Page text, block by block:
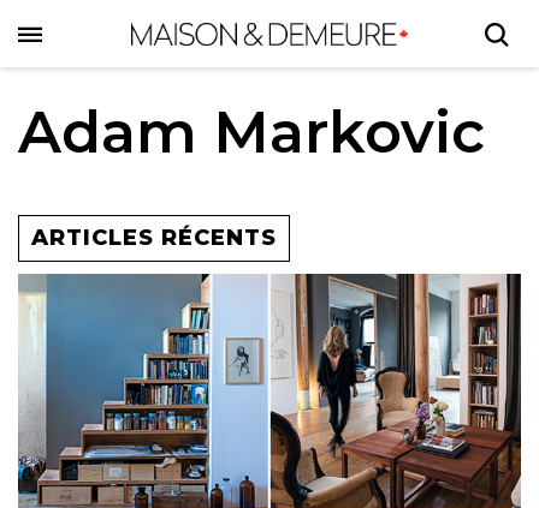
to
main
content
Adam Markovic
ARTICLES RÉCENTS